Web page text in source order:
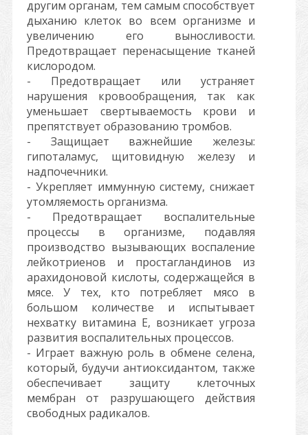
другим органам, тем самым способствует
дыханию клеток во всем организме и
увеличению его выносливости.
Предотвращает перенасыщение тканей
кислородом.
- Предотвращает или устраняет
нарушения кровообращения, так как
уменьшает свертываемость крови и
препятствует образованию тромбов.
- Защищает важнейшие железы:
гипоталамус, щитовидную железу и
надпочечники.
- Укрепляет иммунную систему, снижает
утомляемость организма.
- Предотвращает воспалительные
процессы в организме, подавляя
производство вызывающих воспаление
лейкотриенов и простагландинов из
арахидоновой кислоты, содержащейся в
мясе. У тех, кто потребляет мясо в
большом количестве и испытывает
нехватку витамина Е, возникает угроза
развития воспалительных процессов.
- Играет важную роль в обмене селена,
который, будучи антиоксидантом, также
обеспечивает защиту клеточных
мембран от разрушающего действия
свободных радикалов.